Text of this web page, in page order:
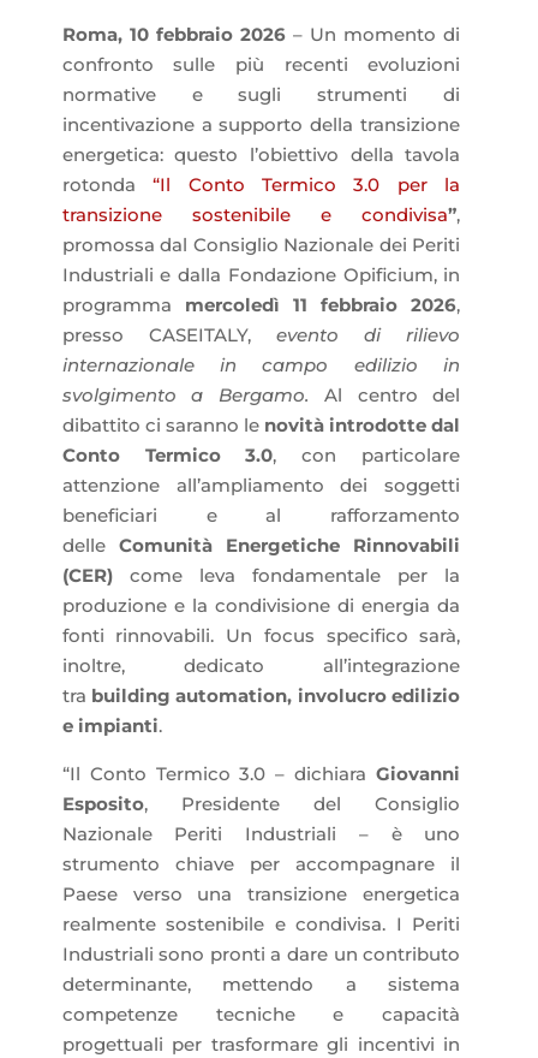
Roma, 10 febbraio 2026– Un momento di
confronto sulle più recenti evoluzioni
normative e sugli strumenti di
incentivazione a supporto della transizione
energetica: questo l’obiettivo della tavola
rotonda“Il Conto Termico 3.0 per la
transizione sostenibile e condivisa”,
promossa dal Consiglio Nazionale dei Periti
Industriali e dalla Fondazione Opificium, in
programma mercoledì 11 febbraio 2026,
presso CASEITALY, evento di rilievo
internazionale in campo edilizio in
svolgimento a Bergamo. Al centro del
dibattito ci saranno le novità introdotte dal
Conto Termico 3.0, con particolare
attenzione all’ampliamento dei soggetti
beneficiari e al rafforzamento
delle Comunità Energetiche Rinnovabili
(CER)come leva fondamentale per la
produzione e la condivisione di energia da
fonti rinnovabili. Un focus specifico sarà,
inoltre, dedicato all’integrazione
tra building automation, involucro edilizio
e impianti.
“Il Conto Termico 3.0 – dichiaraGiovanni
Esposito, Presidente del Consiglio
Nazionale Periti Industriali – è uno
strumento chiave per accompagnare il
Paese verso una transizione energetica
realmente sostenibile e condivisa. I Periti
Industriali sono pronti a dare un contributo
determinante, mettendo a sistema
competenze tecniche e capacità
progettuali per trasformare gli incentivi in